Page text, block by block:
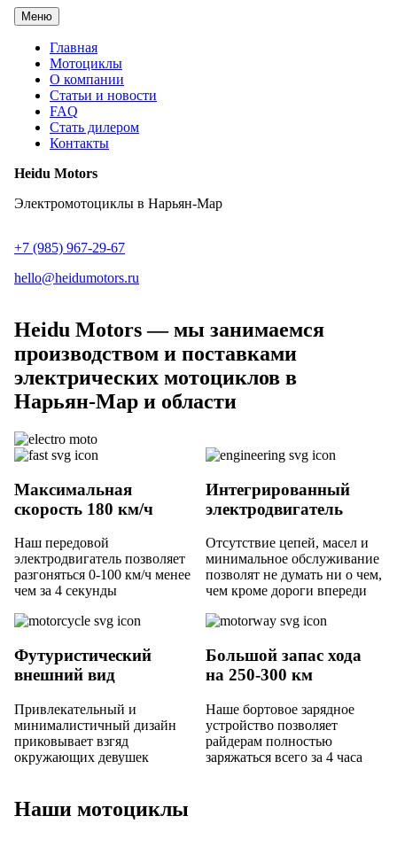
Перейти
содержанию
Heidu Motors
Электромотоциклы в Нарьян-Мар
+7 (985) 967-29-67
hello@heidumotors.ru
Меню
Главная
Мотоциклы
О компании
Статьи и новости
FAQ
Стать дилером
Контакты
Heidu Motors— мы занимаемся
производством и поставками
электрических мотоциклов в
Нарьян-Мар и области
Максимальная
скорость 180 км/ч
Наш передовой
электродвигатель позволяет
разгоняться 0-100 км/ч менее
чем за 4 секунды
Интегрированный
электродвигатель
Отсутствие цепей, масел и
минимальное обслуживание
позволят не думать ни о чем,
чем кроме дороги впереди
Футуристический
внешний вид
Привлекательный и
минималистичный дизайн
приковывает взгяд
окружающих девушек
Большой запас хода
на 250-300 км
Наше бортовое зарядное
устройство позволяет
райдерам полностью
заряжаться всего за 4 часа
Наши мотоциклы